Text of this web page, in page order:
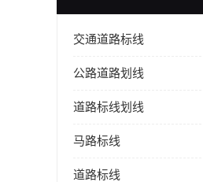
交通道路标线
公路道路划线
道路标线划线
马路标线
道路标线